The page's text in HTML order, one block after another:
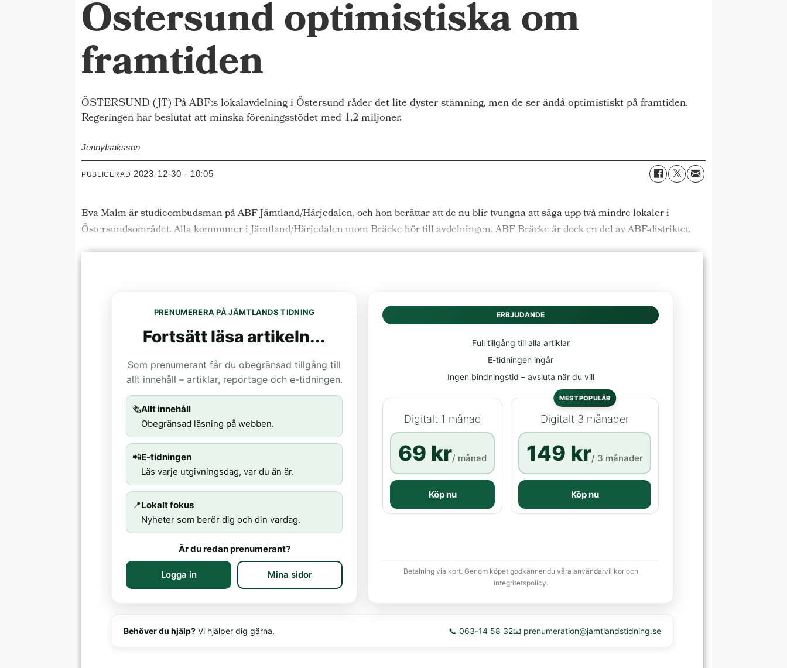
Östersund optimistiska om
framtiden
ÖSTERSUND (JT) På ABF:s lokalavdelning i Östersund råder det lite dyster stämning, men de ser ändå optimistiskt på framtiden.
Regeringen har beslutat att minska föreningsstödet med 1,2 miljoner.
JennyIsaksson
PUBLICERAD 2023-12-30 - 10:05
Eva Malm är studieombudsman på ABF Jämtland/Härjedalen, och hon berättar att de nu blir tvungna att säga upp två mindre lokaler i
Östersundsområdet. Alla kommuner i Jämtland/Härjedalen utom Bräcke hör till avdelningen, ABF Bräcke är dock en del av ABF-distriktet.
PRENUMERERA PÅ JÄMTLANDS TIDNING
Fortsätt läsa artikeln...
Som prenumerant får du obegränsad tillgång till
allt innehåll – artiklar, reportage och e-tidningen.
🗞️Allt innehåll
Obegränsad läsning på webben.
📲E-tidningen
Läs varje utgivningsdag, var du än är.
📍Lokalt fokus
Nyheter som berör dig och din vardag.
Är du redan prenumerant?
Logga in Mina sidor
ERBJUDANDE
Full tillgång till alla artiklar
E-tidningen ingår
Ingen bindningstid – avsluta när du vill
Digitalt 1 månad
69 kr/ månad
Köp nu
MEST POPULÄR
Digitalt 3 månader
149 kr/ 3 månader
Köp nu
Betalning via kort. Genom köpet godkänner du våra användarvillkor och
integritetspolicy.
Behöver du hjälp? Vi hjälper dig gärna. 📞 063-14 58 32📧 prenumeration@jamtlandstidning.se